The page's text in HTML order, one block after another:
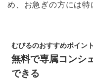
め、お急ぎの方には特
むびるのおすすめポイン
無料で専属コンシ
できる